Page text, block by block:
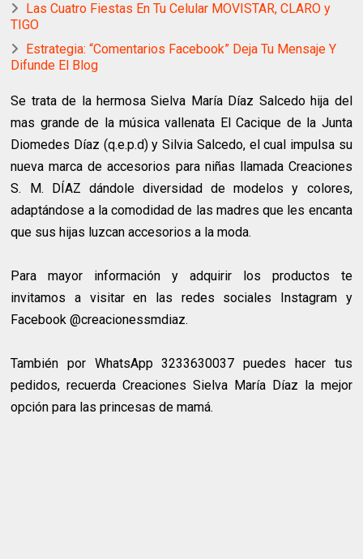
Las Cuatro Fiestas En Tu Celular MOVISTAR, CLARO y
TIGO
Estrategia: “Comentarios Facebook” Deja Tu Mensaje Y
Difunde El Blog
Se trata de la hermosa Sielva María Díaz Salcedo hija del
mas grande de la música vallenata El Cacique de la Junta
Diomedes Díaz (q.e.p.d) y Silvia Salcedo, el cual impulsa su
nueva marca de accesorios para niñas llamada Creaciones
S. M. DÍAZ dándole diversidad de modelos y colores,
adaptándose a la comodidad de las madres que les encanta
que sus hijas luzcan accesorios a la moda.
Para mayor información y adquirir los productos te
invitamos a visitar en las redes sociales Instagram y
Facebook @creacionessmdiaz.
También por WhatsApp 3233630037 puedes hacer tus
pedidos, recuerda Creaciones Sielva María Díaz la mejor
opción para las princesas de mamá.